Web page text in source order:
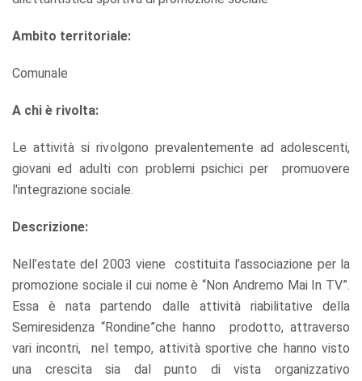
Ambito territoriale:
Comunale
A chi è rivolta:
Le attività si rivolgono prevalentemente ad adolescenti,
giovani ed adulti con problemi psichici per promuovere
l'integrazione sociale.
Descrizione:
Nell’estate del 2003 viene costituita l’associazione per la
promozione sociale il cui nome è “Non Andremo Mai In TV”.
Essa è nata partendo dalle attività riabilitative della
Semiresidenza “Rondine”che hanno prodotto, attraverso
vari incontri, nel tempo, attività sportive che hanno visto
una crescita sia dal punto di vista organizzativo